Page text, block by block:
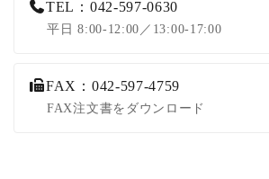
TEL：042-597-0630
平日 8:00-12:00／13:00-17:00
FAX：042-597-4759
FAX注文書をダウンロード